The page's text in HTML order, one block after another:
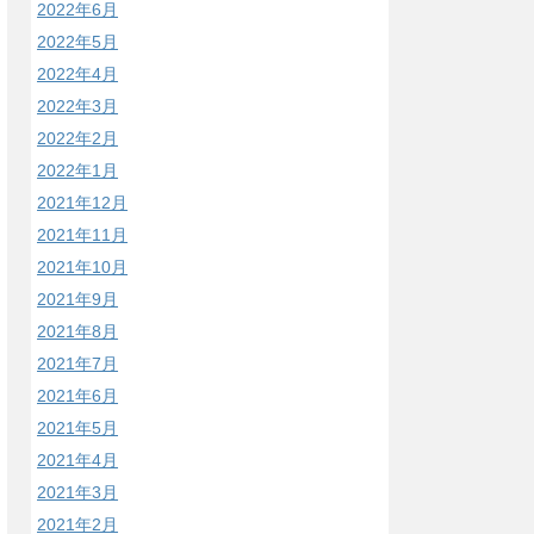
2022年6月
2022年5月
2022年4月
2022年3月
2022年2月
2022年1月
2021年12月
2021年11月
2021年10月
2021年9月
2021年8月
2021年7月
2021年6月
2021年5月
2021年4月
2021年3月
2021年2月